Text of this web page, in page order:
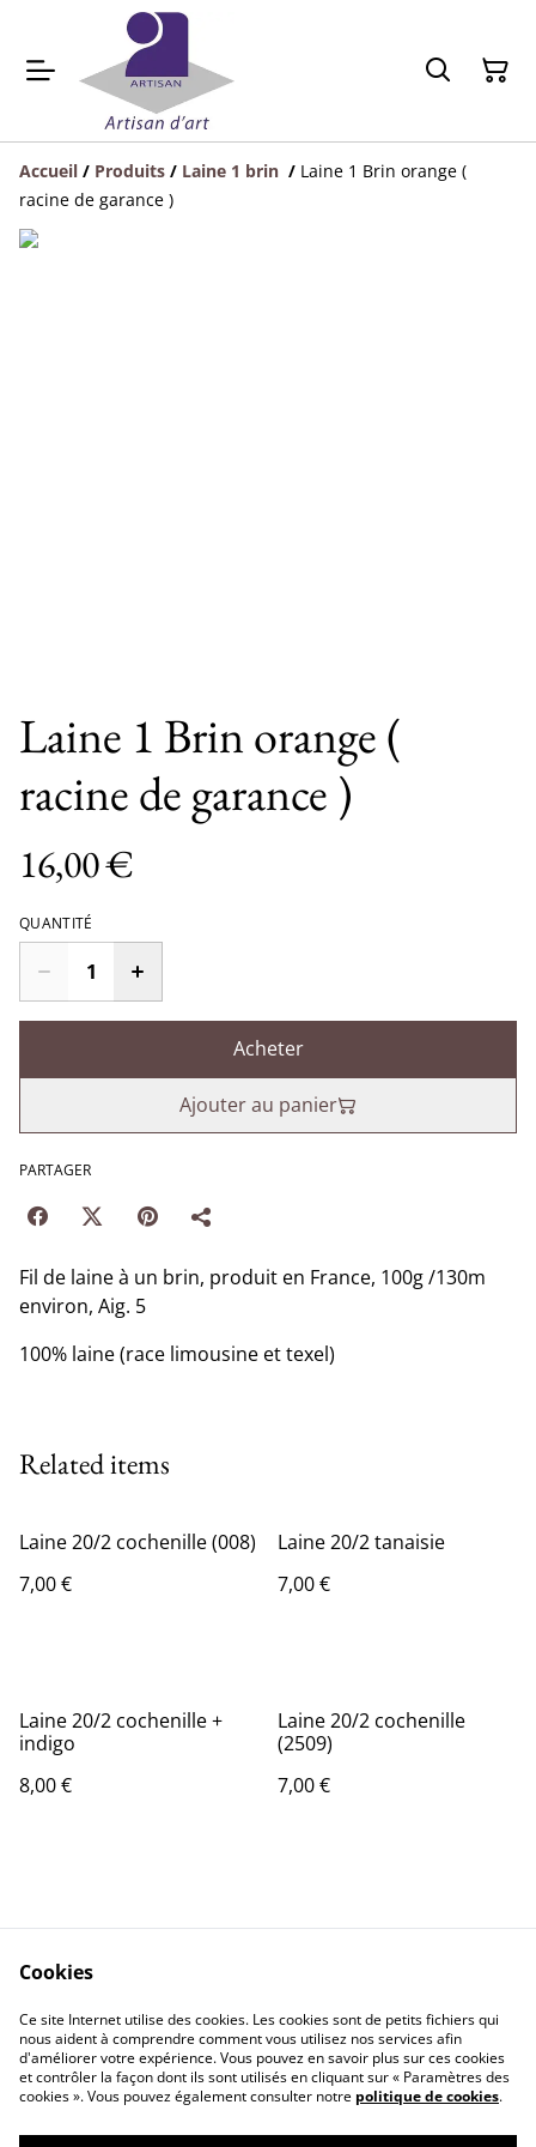
Accueil / Produits / Laine 1 brin / Laine 1 Brin orange (
racine de garance )
Laine 1 Brin orange (
racine de garance )
16,00 €
QUANTITÉ
Acheter
Ajouter au panier
PARTAGER
Fil de laine à un brin, produit en France, 100g /130m
environ, Aig. 5
100% laine (race limousine et texel)
Related items
Laine 20/2 cochenille (008)
7,00 €
Laine 20/2 tanaisie
7,00 €
Laine 20/2 cochenille +
indigo
8,00 €
Laine 20/2 cochenille
(2509)
7,00 €
Contact Us
Legal Terms
Privacy Policy
Cookie Policy
Cookies
Ce site Internet utilise des cookies. Les cookies sont de petits fichiers qui
nous aident à comprendre comment vous utilisez nos services afin
d'améliorer votre expérience. Vous pouvez en savoir plus sur ces cookies
et contrôler la façon dont ils sont utilisés en cliquant sur « Paramètres des
cookies ». Vous pouvez également consulter notre politique de cookies.